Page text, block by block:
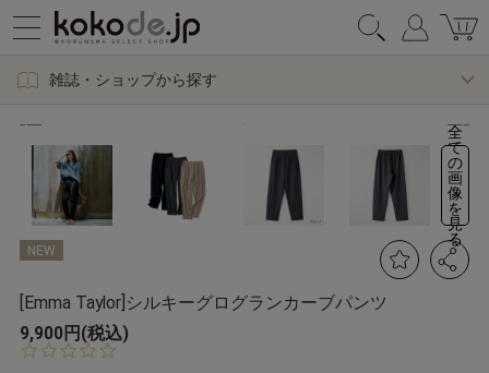
雑誌・ショップから探す
全
て
の
画
像
を
見
る
NEW
[Emma Taylor]シルキーグログランカーブパンツ
9,900円(税込)
0.